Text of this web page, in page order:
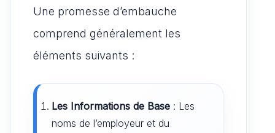
Une promesse d’embauche
comprend généralement les
éléments suivants :
Les Informations de Base : Les
noms de l’employeur et du